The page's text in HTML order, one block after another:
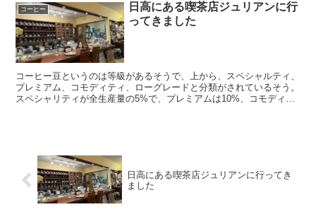
コーヒー
日高にある喫茶店ジュリアンに行
ってきました
コーヒー豆というのは等級があるそうで、上から、スペシャルティ、
プレミアム、コモディティ、ローグレードと分類がされているそう。
スペシャリティが全生産量の5%で、プレミアムは10%、コモディテ
日高にある喫茶店ジュリアンに行ってき
ました